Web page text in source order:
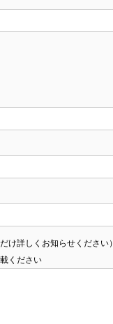
け詳しくお知らせください）
ください